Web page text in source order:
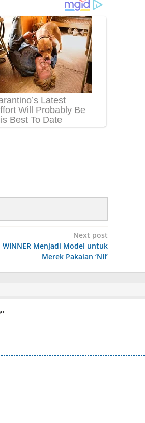
Next post
WINNER Menjadi Model untuk
Merek Pakaian ‘NII’
”